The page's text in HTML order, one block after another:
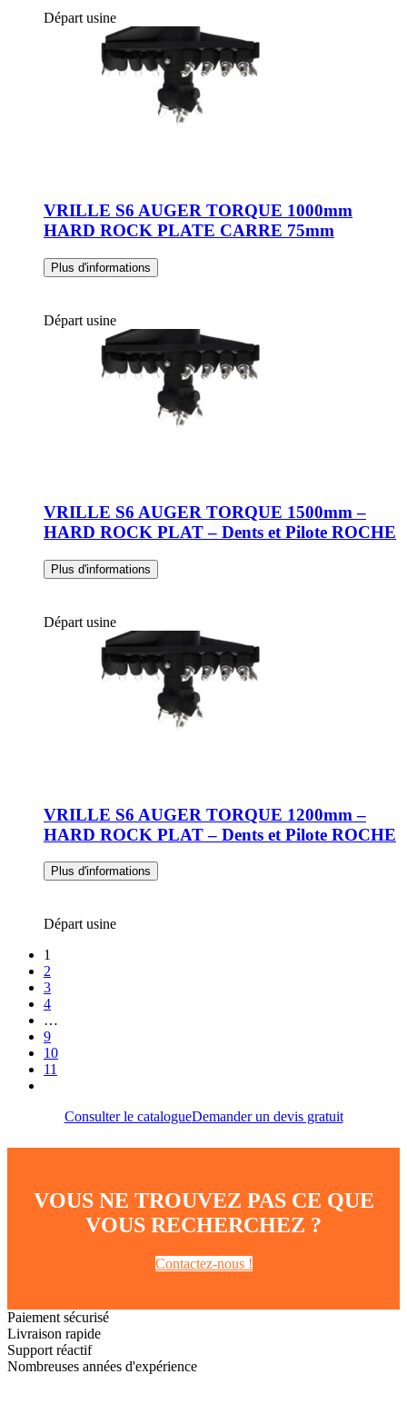
Départ usine
VRILLE S6 AUGER TORQUE 1000mm
HARD ROCK PLATE CARRE 75mm
Plus d'informations
Départ usine
VRILLE S6 AUGER TORQUE 1500mm –
HARD ROCK PLAT – Dents et Pilote ROCHE
Plus d'informations
Départ usine
VRILLE S6 AUGER TORQUE 1200mm –
HARD ROCK PLAT – Dents et Pilote ROCHE
Plus d'informations
Départ usine
1
2
3
4
…
9
10
11
Consulter le catalogueDemander un devis gratuit
VOUS NE TROUVEZ PAS CE QUE
VOUS RECHERCHEZ ?
Contactez-nous !
Paiement sécurisé
Livraison rapide
Support réactif
Nombreuses années d'expérience